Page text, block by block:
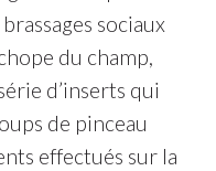
sociaux
du champ,
d’inserts qui
de pinceau
effectués sur la